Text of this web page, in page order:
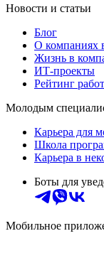
Новости и статьи
Блог
О компаниях
Жизнь в
ИТ-проекты
Рейтинг
Молодым
Карьера для
Школа
Карьера в
Боты для
Мобильное